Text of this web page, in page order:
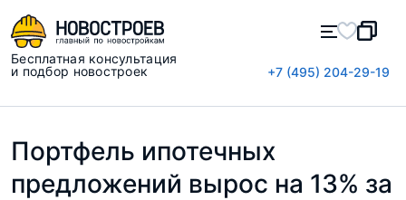
Бесплатная консультация
и подбор новостроек
+7 (495) 204-29-19
Портфель ипотечных
предложений вырос на 13% за